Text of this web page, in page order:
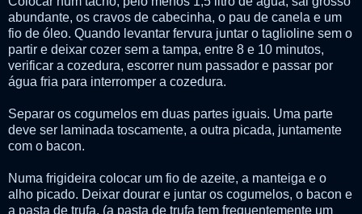
abundante, os cravos de cabecinha, o pau de canela e um
fio de óleo. Quando levantar fervura juntar o taglioline sem o
partir e deixar cozer sem a tampa, entre 8 e 10 minutos,
verificar a cozedura, escorrer num passador e passar por
água fria para interromper a cozedura.
Separar os cogumelos em duas partes iguais. Uma parte
deve ser laminada toscamente, a outra picada, juntamente
com o bacon.
Numa frigideira colocar um fio de azeite, a manteiga e o
alho picado. Deixar dourar e juntar os cogumelos, o bacon e
a pasta de trufa, (a pasta de trufa tem frequentemente um